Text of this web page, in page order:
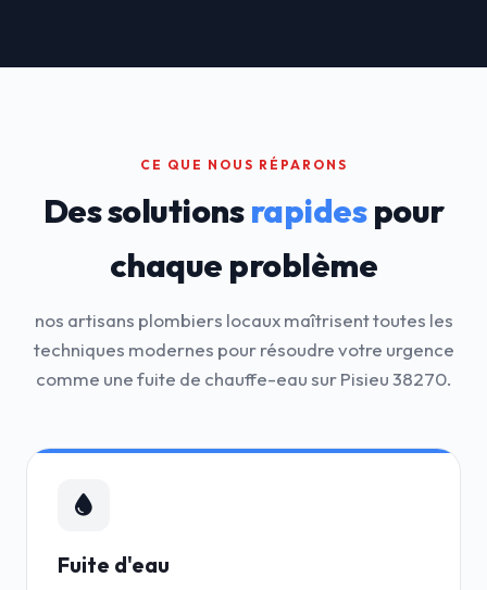
CE QUE NOUS RÉPARONS
Des solutionsrapidespour
chaque problème
nos artisans plombiers locaux maîtrisent toutes les
techniques modernes pour résoudre votre urgence
comme une fuite de chauffe-eau sur Pisieu 38270.
Fuite d'eau